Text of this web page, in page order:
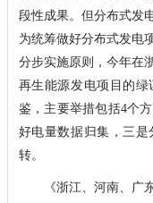
段性成果。但分布式发
为统筹做好分布式发电
分步实施原则，今年在
再生能源发电项目的
鉴，主要举措包括4个
好电量数据归集，三是
转。
《浙江、河南、广东